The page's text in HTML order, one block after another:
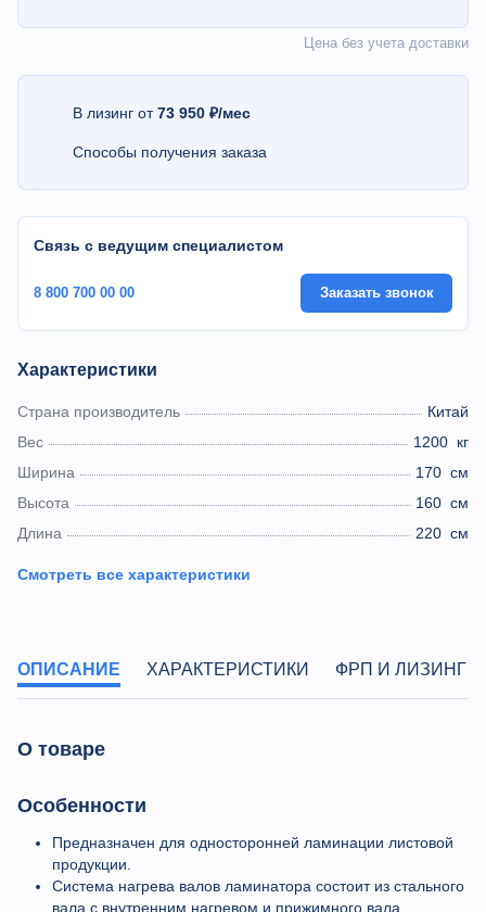
Характеристики
Страна производитель
Китай
Вес
1200 кг
Ширина
170 см
Высота
160 см
Длина
220 см
Смотреть все характеристики
Цена без учета доставки
В лизинг от73 950 ₽/мес
Способы получения заказа
Связь с ведущим специалистом
8 800 700 00 00 Заказать звонок
ОПИСАНИЕ ХАРАКТЕРИСТИКИ ФРП И ЛИЗИНГ
О товаре
Особенности
Предназначен для односторонней ламинации листовой
продукции.
Cистема нагрева валов ламинатора состоит из стального
вала с внутренним нагревом и прижимного вала.